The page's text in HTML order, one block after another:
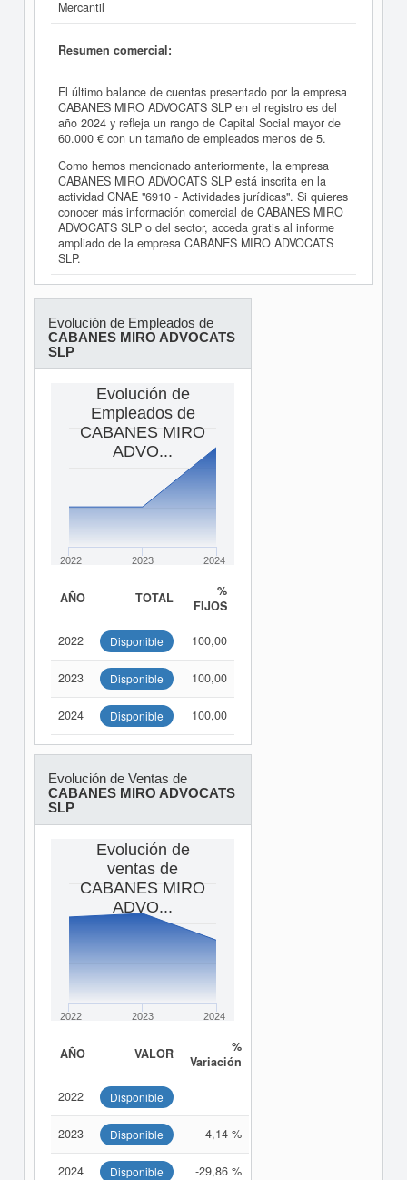
Mercantil
Resumen comercial:
El último balance de cuentas presentado por la empresa
CABANES MIRO ADVOCATS SLP en el registro es del
año 2024 y refleja un rango de Capital Social mayor de
60.000 € con un tamaño de empleados menos de 5.
Como hemos mencionado anteriormente, la empresa
CABANES MIRO ADVOCATS SLP está inscrita en la
actividad CNAE "6910 - Actividades jurídicas". Si quieres
conocer más información comercial de CABANES MIRO
ADVOCATS SLP o del sector, acceda gratis al informe
ampliado de la empresa CABANES MIRO ADVOCATS
SLP.
Evolución de Empleados de
CABANES MIRO ADVOCATS
SLP
Evolución de
Empleados de
CABANES MIRO
ADVO...
2022 2023 2024
AÑO TOTAL
%
FIJOS
2022 Disponible 100,00
2023 Disponible 100,00
2024 Disponible 100,00
Evolución de Ventas de
CABANES MIRO ADVOCATS
SLP
Evolución de
ventas de
CABANES MIRO
ADVO...
2022 2023 2024
AÑO VALOR
%
Variación
2022 Disponible
2023 Disponible 4,14 %
2024 Disponible -29,86 %